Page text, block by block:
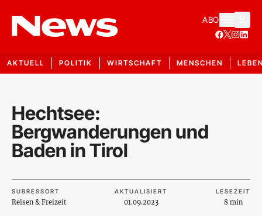
ABO
AKTUELL POLITIK WIRTSCHAFT MENSCHEN
Hechtsee:
Bergwanderungen und
Baden in Tirol
SUBRESSORT
Reisen & Freizeit
AKTUALISIERT
01.09.2023
LESEZEIT
8 min